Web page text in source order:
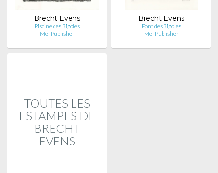
Brecht Evens
Piscine des Rigoles
Mel Publisher
Brecht Evens
Pont des Rigoles
Mel Publisher
TOUTES LES
ESTAMPES DE
BRECHT
EVENS